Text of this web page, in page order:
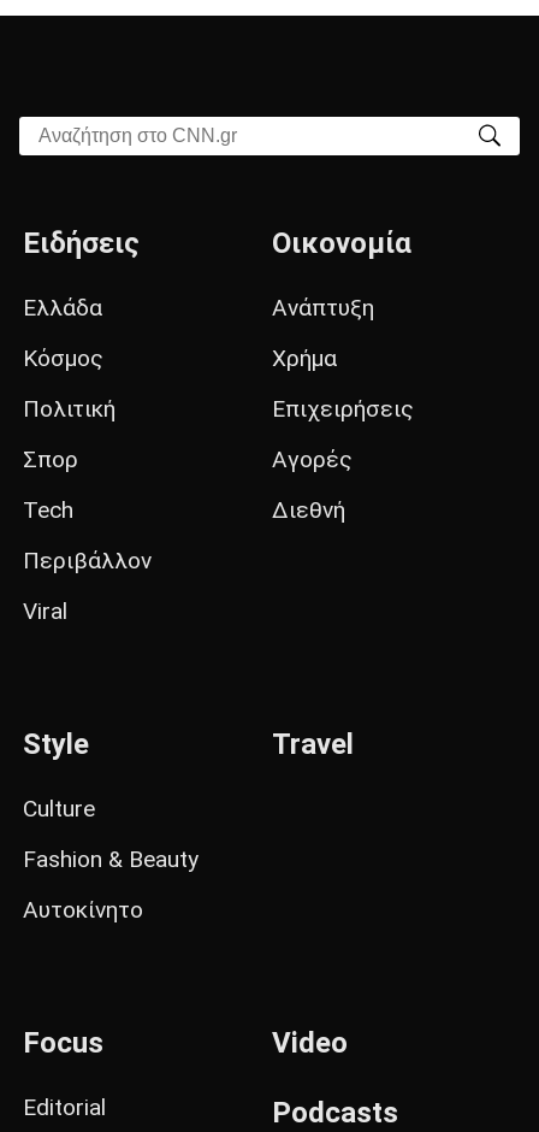
Αναζήτηση στο CNN.gr
Ειδήσεις
Ελλάδα
Κόσμος
Πολιτική
Σπορ
Tech
Περιβάλλον
Viral
Οικονομία
Ανάπτυξη
Χρήμα
Επιχειρήσεις
Αγορές
Διεθνή
Style
Culture
Fashion & Beauty
Αυτοκίνητο
Travel
Focus
Editorial
Video
Podcasts